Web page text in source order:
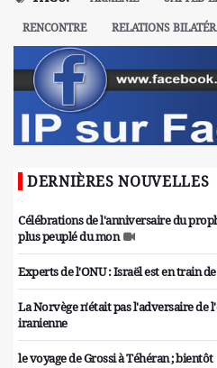
RENCONTRE
RELATIONS
DERNIÈRES NOUVELLES
Célébrations de l'anniversaire du
plus peuplé du mon
Experts de l'ONU : Israël est en train
La Norvège n'était pas l'adversaire de
iranienne
le voyage de Grossi à Téhéran ; bientôt